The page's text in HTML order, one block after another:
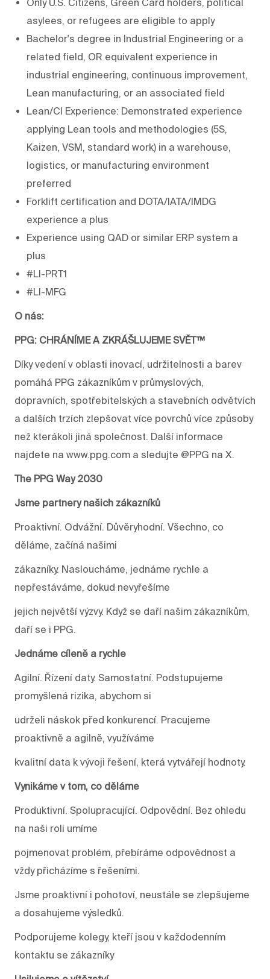
Only U.S. Citizens, Green Card holders, political
asylees, or refugees are eligible to apply
Bachelor's degree in Industrial Engineering or a
related field, OR equivalent experience in
industrial engineering, continuous improvement,
Lean manufacturing, or an associated field
Lean/CI Experience: Demonstrated experience
applying Lean tools and methodologies (5S,
Kaizen, VSM, standard work) in a warehouse,
logistics, or manufacturing environment
preferred
Forklift certification and DOTA/IATA/IMDG
experience a plus
Experience using QAD or similar ERP system a
plus
#LI-PRT1
#LI-MFG
O nás:
PPG: CHRÁNÍME A ZKRÁŠLUJEME SVĚT™
Díky vedení v oblasti inovací, udržitelnosti a barev
pomáhá PPG zákazníkům v průmyslových,
dopravních, spotřebitelských a stavebních odvětvích
a dalších trzích zlepšovat více povrchů více způsoby
než kterákoli jiná společnost. Další informace
najdete na www.ppg.com a sledujte @PPG na X.
The PPG Way 2030
Jsme partnery našich zákazníků
Proaktivní. Odvážní. Důvěryhodní. Všechno, co
děláme, začíná našimi
zákazníky. Nasloucháme, jednáme rychle a
nepřestáváme, dokud nevyřešíme
jejich největší výzvy. Když se daří našim zákazníkům,
daří se i PPG.
Jednáme cíleně a rychle
Agilní. Řízení daty. Samostatní. Podstupujeme
promyšlená rizika, abychom si
udrželi náskok před konkurencí. Pracujeme
proaktivně a agilně, využíváme
kvalitní data k vývoji řešení, která vytvářejí hodnoty.
Vynikáme v tom, co děláme
Produktivní. Spolupracující. Odpovědní. Bez ohledu
na naši roli umíme
pojmenovat problém, přebíráme odpovědnost a
vždy přicházíme s řešeními.
Jsme proaktivní i pohotoví, neustále se zlepšujeme
a dosahujeme výsledků.
Podporujeme kolegy, kteří jsou v každodenním
kontaktu se zákazníky